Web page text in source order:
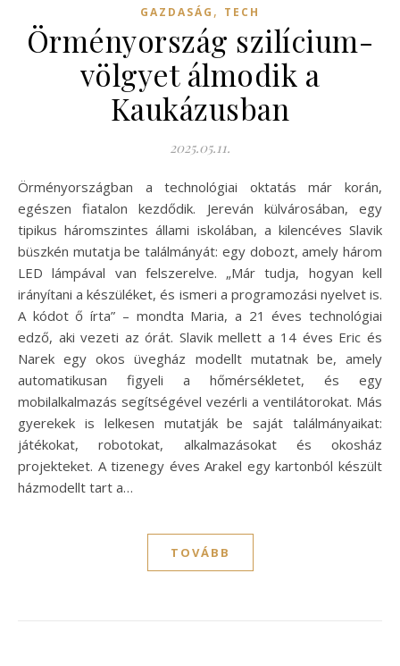
GAZDASÁG , TECH
Örményország szilícium-
völgyet álmodik a
Kaukázusban
2025.05.11.
Örményországban a technológiai oktatás már korán,
egészen fiatalon kezdődik. Jereván külvárosában, egy
tipikus háromszintes állami iskolában, a kilencéves Slavik
büszkén mutatja be találmányát: egy dobozt, amely három
LED lámpával van felszerelve. „Már tudja, hogyan kell
irányítani a készüléket, és ismeri a programozási nyelvet is.
A kódot ő írta” – mondta Maria, a 21 éves technológiai
edző, aki vezeti az órát. Slavik mellett a 14 éves Eric és
Narek egy okos üvegház modellt mutatnak be, amely
automatikusan figyeli a hőmérsékletet, és egy
mobilalkalmazás segítségével vezérli a ventilátorokat. Más
gyerekek is lelkesen mutatják be saját találmányaikat:
játékokat, robotokat, alkalmazásokat és okosház
projekteket. A tizenegy éves Arakel egy kartonból készült
házmodellt tart a…
TOVÁBB